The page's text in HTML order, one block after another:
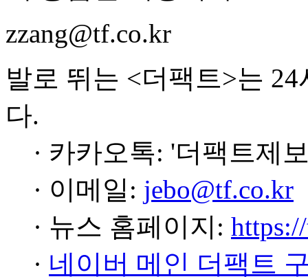
zzang@tf.co.kr
발로 뛰는 <더팩트>는
다.
· 카카오톡: '더팩트제
· 이메일: jebo@tf.co.kr
· 뉴스 홈페이지:
· 네이버 메인 더팩트